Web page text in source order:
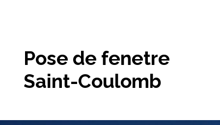
Pose de fenetre
Saint-Coulomb